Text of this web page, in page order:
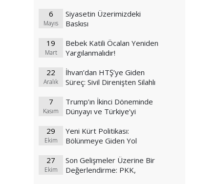
6
Mayıs
Siyasetin Üzerimizdeki
Baskısı
19
Mart
Bebek Katili Öcalan Yeniden
Yargılanmalıdır!
22
Aralık
İhvan’dan HTŞ’ye Giden
Süreç: Sivil Direnişten Silahlı
7
Kasım
Trump’ın İkinci Döneminde
Dünyayı ve Türkiye’yi
29
Ekim
Yeni Kürt Politikası:
Bölünmeye Giden Yol
27
Ekim
Son Gelişmeler Üzerine Bir
Değerlendirme: PKK,